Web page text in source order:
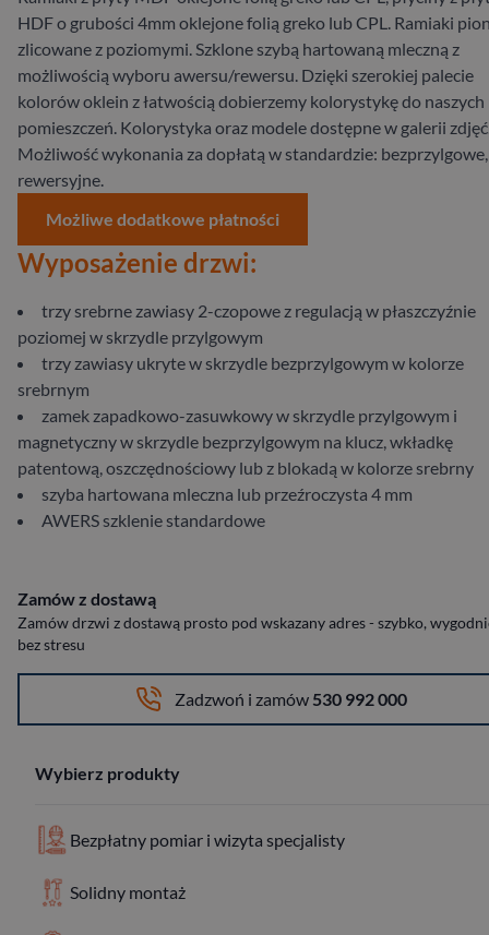
HDF o grubości 4mm oklejone folią greko lub CPL. Ramiaki
zlicowane z poziomymi. Szklone szybą hartowaną mleczną z
możliwością wyboru awersu/rewersu. Dzięki szerokiej palecie
kolorów oklein z łatwością dobierzemy kolorystykę do naszych
pomieszczeń. Kolorystyka oraz modele dostępne w galerii
Możliwość wykonania za dopłatą w standardzie: bezprzylgowe,
rewersyjne.
Możliwe dodatkowe płatności
Wyposażenie drzwi:
trzy srebrne zawiasy 2-czopowe z regulacją w płaszczyźnie
poziomej w skrzydle przylgowym
trzy zawiasy ukryte w skrzydle bezprzylgowym w kolorze
srebrnym
zamek zapadkowo-zasuwkowy w skrzydle przylgowym i
magnetyczny w skrzydle bezprzylgowym na klucz, wkładkę
patentową, oszczędnościowy lub z blokadą w kolorze srebrny
szyba hartowana mleczna lub przeźroczysta 4 mm
AWERS szklenie standardowe
Zamów z dostawą
Zamów drzwi z dostawą prosto pod wskazany adres - szybko,
bez stresu
Zadzwoń i zamów 530 992 000
Wybierz produkty
Bezpłatny pomiar i wizyta specjalisty
Solidny montaż